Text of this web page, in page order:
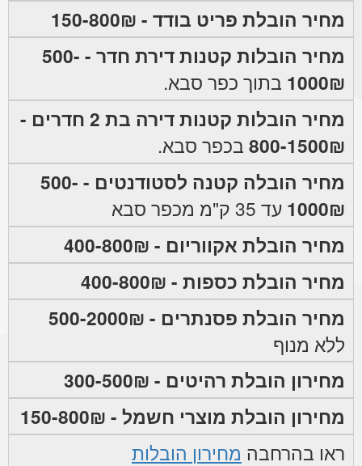
מחיר הובלת פריט בודד - 150-800₪
מחיר הובלות קטנות דירת חדר - 500-
1000₪ בתוך כפר סבא.
מחיר הובלות קטנות דירה בת 2 חדרים -
800-1500₪ בכפר סבא.
מחיר הובלה קטנה לסטודנטים - 500-
1000₪ עד 35 ק"מ מכפר סבא
מחיר הובלת אקווריום - 400-800₪
מחיר הובלת כספות - 400-800₪
מחיר הובלת פסנתרים - 500-2000₪
ללא מנוף
מחירון הובלת רהיטים - 300-500₪
מחירון הובלת מוצרי חשמל - 150-800₪
ראו בהרחבה מחירון הובלות